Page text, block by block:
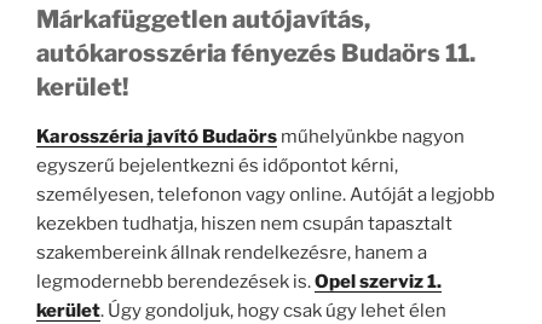
Márkafüggetlen autójavítás,
autókarosszéria fényezés Budaörs 11.
kerület!
Karosszéria javító Budaörs műhelyünkbe nagyon
egyszerű bejelentkezni és időpontot kérni,
személyesen, telefonon vagy online. Autóját a legjobb
kezekben tudhatja, hiszen nem csupán tapasztalt
szakembereink állnak rendelkezésre, hanem a
legmodernebb berendezések is.Opel szerviz 1.
kerület. Úgy gondoljuk, hogy csak úgy lehet élen